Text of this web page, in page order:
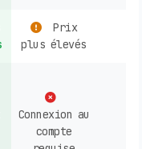
Prix
plus élevés
Connexion au
compte